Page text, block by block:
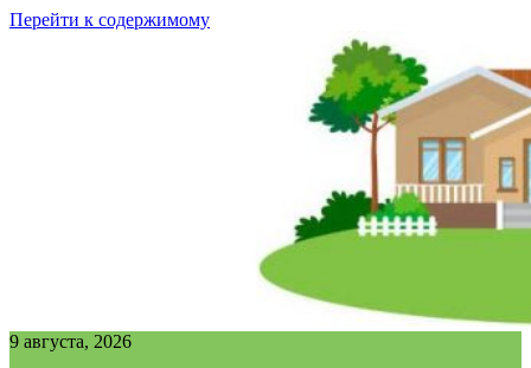
Перейти к содержимому
9 августа, 2026